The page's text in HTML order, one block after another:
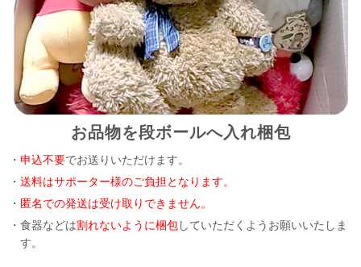
お品物を段ボールへ入れ梱包
・申込不要でお送りいただけます。
・送料はサポーター様のご負担となります。
・ 匿名での発送は受け取りできません。
・食器などは割れないように梱包していただくようお願いいたしま
す。